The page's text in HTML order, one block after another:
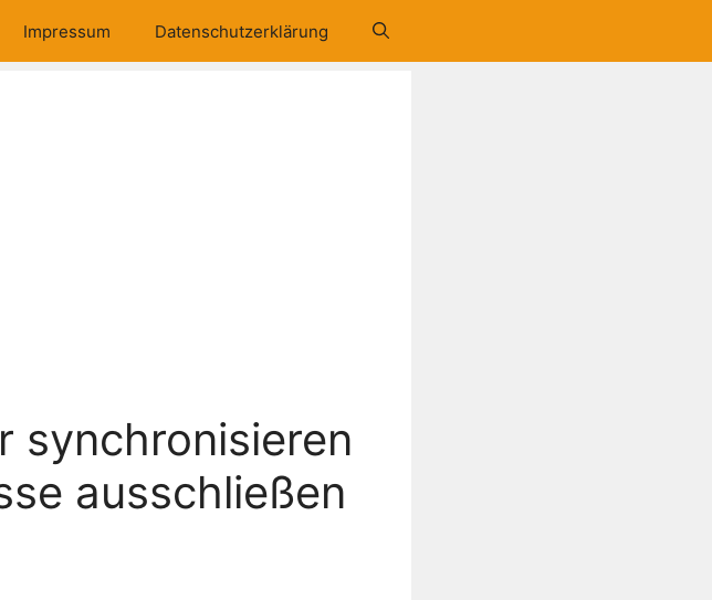
Impressum Datenschutzerklärung
synchronisieren
ausschließen